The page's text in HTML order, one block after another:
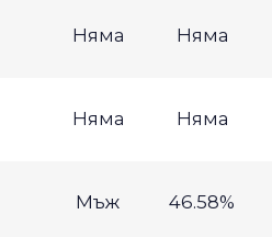
Няма Няма
Няма Няма
Мъж 46.58%